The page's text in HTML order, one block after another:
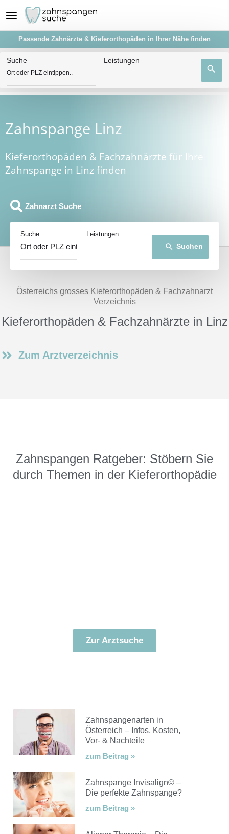
Passende Zahnärzte & Kieferorthopäden in Ihrer Nähe finden
Suche Leistungen
search
Zahnspange Linz
Kieferorthopäden & Fachzahnärzte für Ihre
Zahnspange in Linz finden
Zahnarzt Suche
Suche Leistungen
search Suchen
Österreichs grosses Kieferorthopäden & Fachzahnarzt
Verzeichnis
Kieferorthopäden & Fachzahnärzte in Linz
Zum Arztverzeichnis
Zahnspangen Ratgeber: Stöbern Sie
durch Themen in der Kieferorthopädie
Zur Arztsuche
Zahnspangenarten in
Österreich – Infos, Kosten,
Vor- & Nachteile
zum Beitrag »
Zahnspange Invisalign© –
Die perfekte Zahnspange?
zum Beitrag »